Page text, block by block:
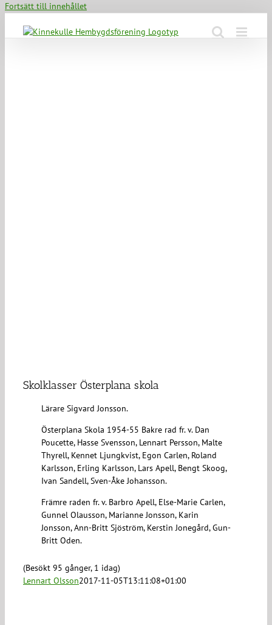
Fortsätt till innehållet
Skolklasser Österplana skola
Lärare Sigvard Jonsson.
Österplana Skola 1954-55 Bakre rad fr. v. Dan
Poucette, Hasse Svensson, Lennart Persson, Malte
Thyrell, Kennet Ljungkvist, Egon Carlen, Roland
Karlsson, Erling Karlsson, Lars Apell, Bengt Skoog,
Ivan Sandell, Sven-Åke Johansson.
Främre raden fr. v. Barbro Apell, Else-Marie Carlen,
Gunnel Olausson, Marianne Jonsson, Karin
Jonsson, Ann-Britt Sjöström, Kerstin Jonegård, Gun-
Britt Oden.
(Besökt 95 gånger, 1 idag)
Lennart Olsson2017-11-05T13:11:08+01:00